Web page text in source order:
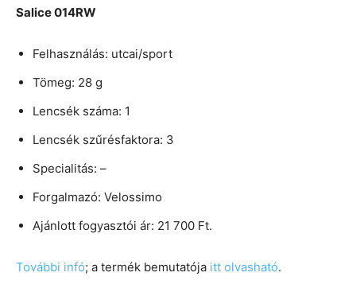
Salice 014RW
Felhasználás: utcai/sport
Tömeg: 28 g
Lencsék száma: 1
Lencsék szűrésfaktora: 3
Specialitás: –
Forgalmazó: Velossimo
Ajánlott fogyasztói ár: 21 700 Ft.
További infó; a termék bemutatója itt olvasható.